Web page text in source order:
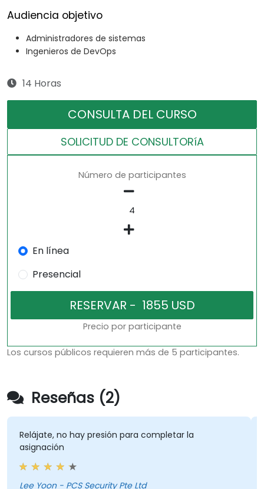
Audiencia objetivo
Administradores de sistemas
Ingenieros de DevOps
14 Horas
CONSULTA DEL CURSO
SOLICITUD DE CONSULTORíA
Número de participantes
En línea
Presencial
Precio por participante
Los cursos públicos requieren más de 5 participantes.
Reseñas (2)
Relájate, no hay presión para completar la
asignación
Lee Yoon - PCS Security Pte Ltd